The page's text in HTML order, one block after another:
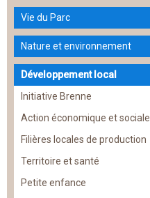
Vie du Parc
Nature et environnement
Développement local
Initiative Brenne
Action économique et sociale
Filières locales de production
Territoire et santé
Petite enfance